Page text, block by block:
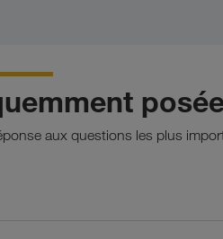
aux questions les plus